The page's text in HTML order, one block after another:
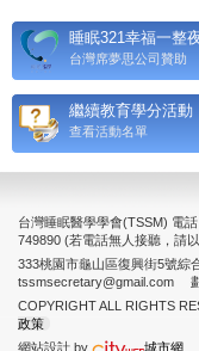
睡眠321幸福一整
台灣席夢思公司贊助
繼續教育學分活動
查看活動名單
台灣睡眠醫學學會(TSSM) 電
749890 (若電話無人接聽，請
333桃園市龜山區復興街5號
tssmsecretary@gmail.com
COPYRIGHT ALL RIGHTS
政策
網站設計 by
城市網